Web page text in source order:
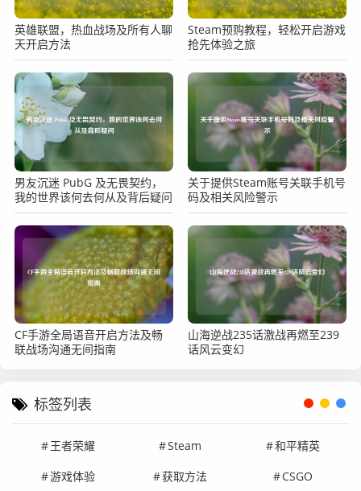
英雄联盟，热血战场及所有人聊
天开启方法
Steam预购教程，轻松开启游戏
抢先体验之旅
男友沉迷 PubG 及无畏契约，
我的世界该何去何从及背后疑问
关于提供Steam账号关联手机号
码及相关风险警示
CF手游全局语音开启方法及畅
联战场沟通无间指南
山海逆战235话激战再燃至239
话风云变幻
标签列表
王者荣耀 Steam
和平精英
游戏体验
获取方法 CSGO